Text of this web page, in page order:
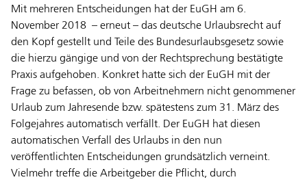
Mit mehreren Entscheidungen hat der EuGH am 6.
November 2018 – erneut – das deutsche Urlaubsrecht auf
den Kopf gestellt und Teile des Bundesurlaubsgesetz sowie
die hierzu gängige und von der Rechtsprechung bestätigte
Praxis aufgehoben. Konkret hatte sich der EuGH mit der
Frage zu befassen, ob von Arbeitnehmern nicht genommener
Urlaub zum Jahresende bzw. spätestens zum 31. März des
Folgejahres automatisch verfällt. Der EuGH hat diesen
automatischen Verfall des Urlaubs in den nun
veröffentlichten Entscheidungen grundsätzlich verneint.
Vielmehr treffe die Arbeitgeber die Pflicht, durch